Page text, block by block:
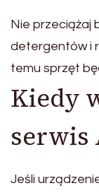
Nie przeciążaj
detergentów i
temu sprzęt
Kiedy
serwis
Jeśli